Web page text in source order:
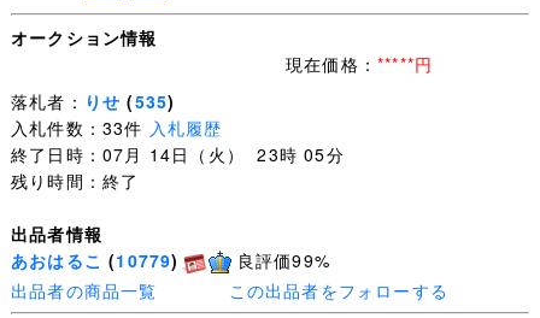
オークション情報
現在価格： *****円
落札者： りせ (535)
入札件数：33件 入札履歴
終了日時：07月 14日（火） 23時 05分
残り時間：終了
出品者情報
あおはるこ (10779)
良評価99%
出品者の商品一覧
この出品者をフォローする